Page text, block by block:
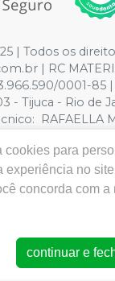
| Todos os
| RC
0001-85 |
- Tijuca - Rio de
RAFAELLA
RJ nº 55115 |
meramente
virtual estão
de preços no
Não
volumes pelo
cookies para
experiência no
concorda com a
continuar e